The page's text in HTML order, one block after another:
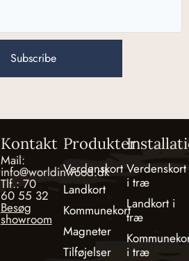
Subscribe
Kontakt
Mail:
info@worldinwood.dk
Tlf.: 70
60 55 32
Besøg
showroom
Produkter
Verdenskort
Landkort
Kommunekort
Magneter
Tilføjelser
Verdenskort
i træ
Landkort i
træ
i træ